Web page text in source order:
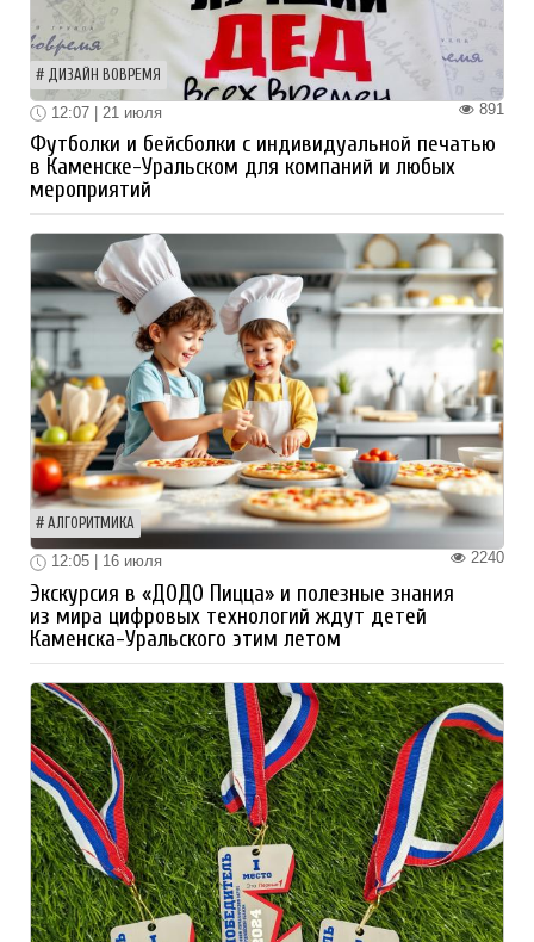
ДИЗАЙН ВОВРЕМЯ
891
12:07 | 21 июля
Футболки и бейсболки с индивидуальной печатью
в Каменске-Уральском для компаний и любых
мероприятий
АЛГОРИТМИКА
2240
12:05 | 16 июля
Экскурсия в «ДОДО Пицца» и полезные знания
из мира цифровых технологий ждут детей
Каменска-Уральского этим летом